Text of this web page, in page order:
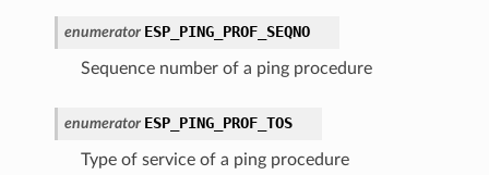
enumerator ESP_PING_PROF_SEQNO
Sequence number of a ping procedure
enumerator ESP_PING_PROF_TOS
Type of service of a ping procedure